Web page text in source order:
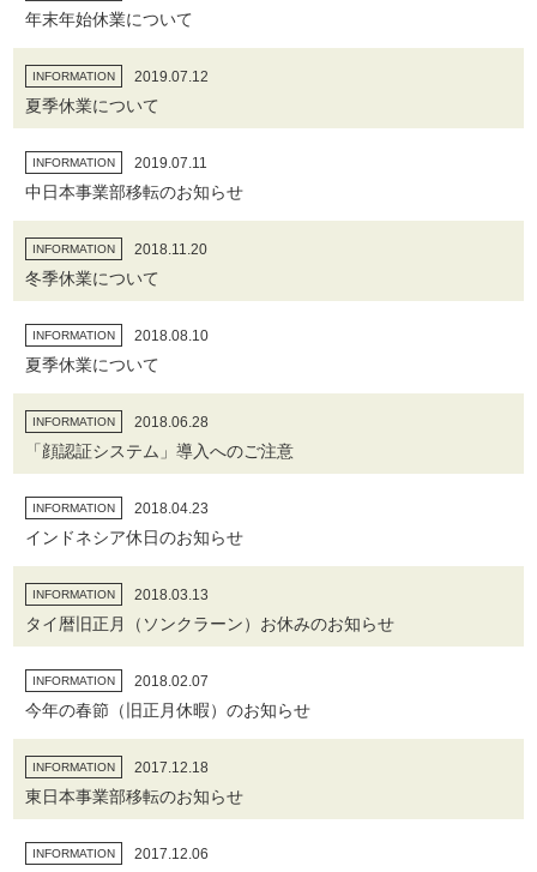
年末年始休業について
INFORMATION 2019.07.12
夏季休業について
INFORMATION 2019.07.11
中日本事業部移転のお知らせ
INFORMATION 2018.11.20
冬季休業について
INFORMATION 2018.08.10
夏季休業について
INFORMATION 2018.06.28
「顔認証システム」導入へのご注意
INFORMATION 2018.04.23
インドネシア休日のお知らせ
INFORMATION 2018.03.13
タイ暦旧正月（ソンクラーン）お休みのお知らせ
INFORMATION 2018.02.07
今年の春節（旧正月休暇）のお知らせ
INFORMATION 2017.12.18
東日本事業部移転のお知らせ
INFORMATION 2017.12.06